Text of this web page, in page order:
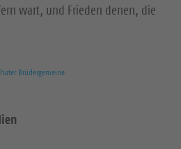
wart, und Frieden denen, die
Brüdergemeine